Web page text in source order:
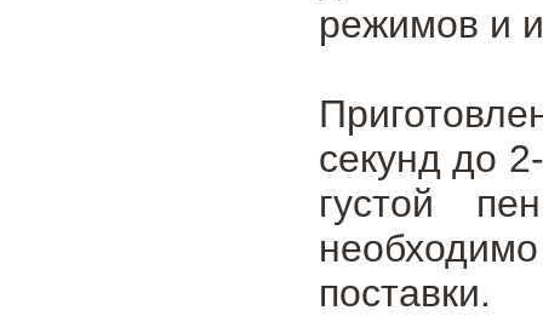
режимов и
секунд до
густой
поставки.